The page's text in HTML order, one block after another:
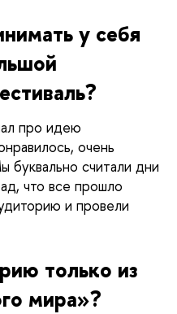
у себя
про идею
очень
буквально считали дни
что все прошло
и провели
только из
мира»?